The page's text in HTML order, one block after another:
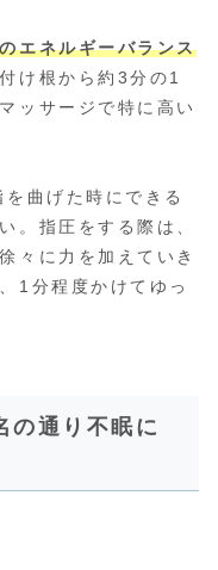
エネルギーバランス
け根から約3分の1
ッサージで特に高い
曲げた時にできる
。指圧をする際は、
々に力を加えていき
1分程度かけてゆっ
の通り不眠に